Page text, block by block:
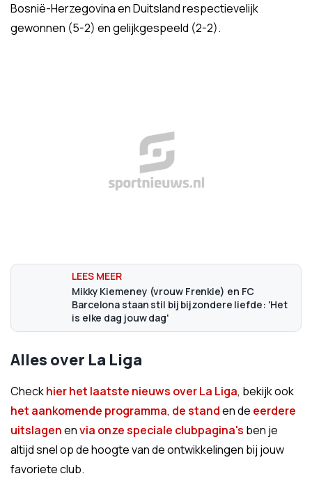
Bosnië-Herzegovina en Duitsland respectievelijk
gewonnen (5-2) en gelijkgespeeld (2-2).
Mikky Kiemeney (vrouw Frenkie) en FC
Barcelona staan stil bij bijzondere liefde: 'Het
is elke dag jouw dag'
Alles over La Liga
Checkhier het laatste nieuws over La Liga, bekijk ook
het aankomende programma, de standen de eerdere
uitslagenenvia onze speciale clubpagina's ben je
altijd snel op de hoogte van de ontwikkelingen bij jouw
favoriete club.